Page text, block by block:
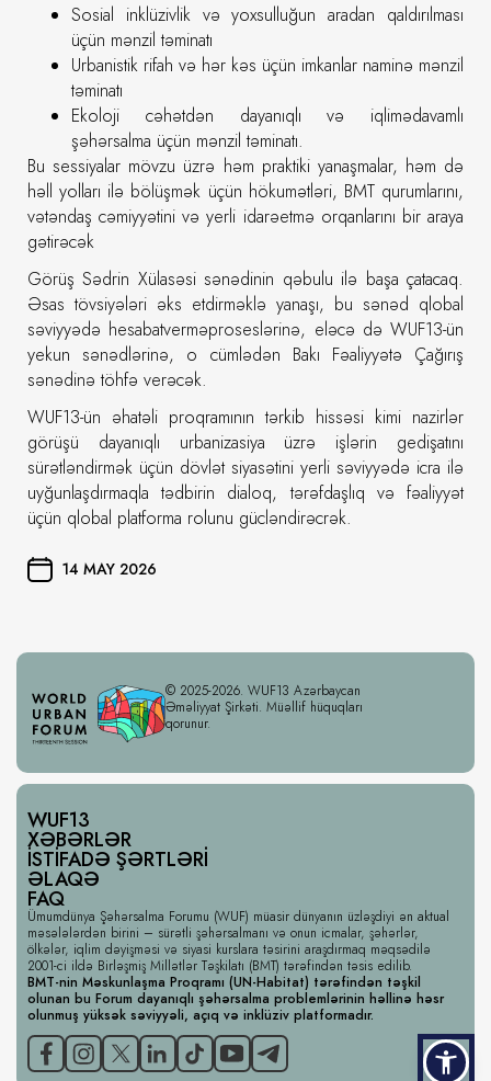
Sosial inklüzivlik və yoxsulluğun aradan qaldırılması
üçün mənzil təminatı
Urbanistik rifah və hər kəs üçün imkanlar naminə mənzil
təminatı
Ekoloji cəhətdən dayanıqlı və iqlimədavamlı
şəhərsalma üçün mənzil təminatı.
Bu sessiyalar mövzu üzrə həm praktiki yanaşmalar, həm də
həll yolları ilə bölüşmək üçün hökumətləri, BMT qurumlarını,
vətəndaş cəmiyyətini və yerli idarəetmə orqanlarını bir araya
gətirəcək
Görüş Sədrin Xülasəsi sənədinin qəbulu ilə başa çatacaq.
Əsas tövsiyələri əks etdirməklə yanaşı, bu sənəd qlobal
səviyyədə hesabatverməproseslərinə, eləcə də WUF13-ün
yekun sənədlərinə, o cümlədən Bakı Fəaliyyətə Çağırış
sənədinə töhfə verəcək.
WUF13-ün əhatəli proqramının tərkib hissəsi kimi nazirlər
görüşü dayanıqlı urbanizasiya üzrə işlərin gedişatını
sürətləndirmək üçün dövlət siyasətini yerli səviyyədə icra ilə
uyğunlaşdırmaqla tədbirin dialoq, tərəfdaşlıq və fəaliyyət
üçün qlobal platforma rolunu gücləndirəcrək.
14 MAY 2026
© 2025-2026. WUF13 Azərbaycan
Əməliyyat Şirkəti. Müəllif hüquqları
qorunur.
WUF13
XƏBƏRLƏR
İSTIFADƏ ŞƏRTLƏRI
ƏLAQƏ
FAQ
Ümumdünya Şəhərsalma Forumu (WUF) müasir dünyanın üzləşdiyi ən aktual
məsələlərdən birini – sürətli şəhərsalmanı və onun icmalar, şəhərlər,
ölkələr, iqlim dəyişməsi və siyasi kurslara təsirini araşdırmaq məqsədilə
2001-ci ildə Birləşmiş Millətlər Təşkilatı (BMT) tərəfindən təsis edilib.
BMT-nin Məskunlaşma Proqramı (UN-Habitat) tərəfindən təşkil
olunan bu Forum dayanıqlı şəhərsalma problemlərinin həllinə həsr
olunmuş yüksək səviyyəli, açıq və inklüziv platformadır.